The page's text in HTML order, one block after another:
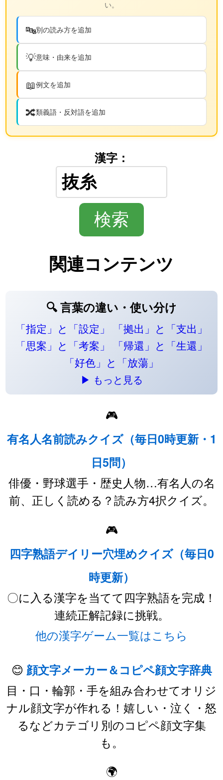
い。
🔤別の読み方を追加
💡意味・由来を追加
📖例文を追加
🔀類義語・反対語を追加
漢字：
関連コンテンツ
🔍 言葉の違い・使い分け
「指定」と「設定」
「拠出」と「支出」
「思案」と「考案」
「帰還」と「生還」
「好色」と「放蕩」
▶ もっと見る
🎮
有名人名前読みクイズ（毎日0時更新・1
日5問）
俳優・野球選手・歴史人物…有名人の名
前、正しく読める？読み方4択クイズ。
🎮
四字熟語デイリー穴埋めクイズ（毎日0
時更新）
〇に入る漢字を当てて四字熟語を完成！
連続正解記録に挑戦。
他の漢字ゲーム一覧はこちら
😊 顔文字メーカー＆コピペ顔文字辞典
目・口・輪郭・手を組み合わせてオリジ
ナル顔文字が作れる！嬉しい・泣く・怒
るなどカテゴリ別のコピペ顔文字集
も。
🌍